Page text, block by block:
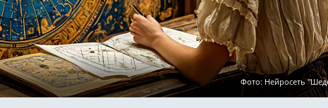
Фото: Нейросеть